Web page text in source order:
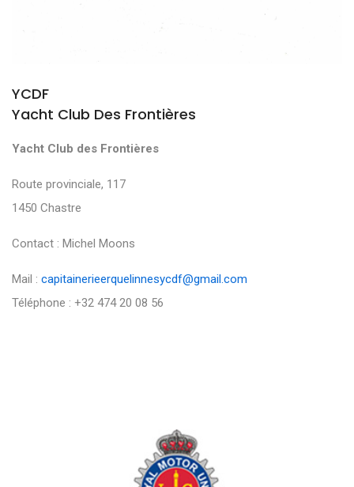
YCDF
Yacht Club Des Frontières
Yacht Club des Frontières
Route provinciale, 117
1450 Chastre
Contact : Michel Moons
Mail : capitainerieerquelinnesycdf@gmail.com
Téléphone : +32 474 20 08 56